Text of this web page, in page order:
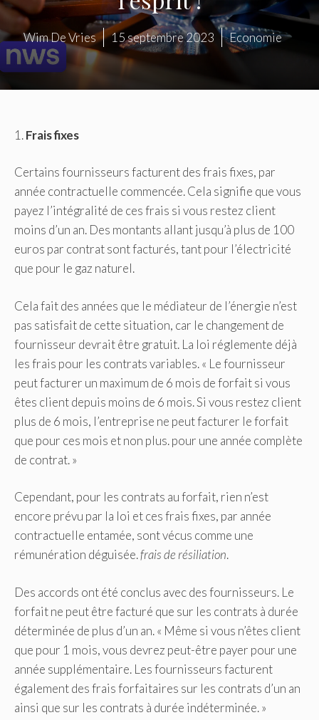
Wim De Vries 15 septembre 2023 Economie
1.Frais fixes
Certains fournisseurs facturent des frais fixes, par
année contractuelle commencée. Cela signifie que vous
payez l’intégralité de ces frais si vous restez client
moins d’un an. Des montants allant jusqu’à plus de 100
euros par contrat sont facturés, tant pour l’électricité
que pour le gaz naturel.
Cela fait des années que le médiateur de l’énergie n’est
pas satisfait de cette situation, car le changement de
fournisseur devrait être gratuit. La loi réglemente déjà
les frais pour les contrats variables. « Le fournisseur
peut facturer un maximum de 6 mois de forfait si vous
êtes client depuis moins de 6 mois. Si vous restez client
plus de 6 mois, l’entreprise ne peut facturer le forfait
que pour ces mois et non plus. pour une année complète
de contrat. »
Cependant, pour les contrats au forfait, rien n’est
encore prévu par la loi et ces frais fixes, par année
contractuelle entamée, sont vécus comme une
rémunération déguisée.frais de résiliation.
Des accords ont été conclus avec des fournisseurs. Le
forfait ne peut être facturé que sur les contrats à durée
déterminée de plus d’un an. « Même si vous n’êtes client
que pour 1 mois, vous devrez peut-être payer pour une
année supplémentaire. Les fournisseurs facturent
également des frais forfaitaires sur les contrats d’un an
ainsi que sur les contrats à durée indéterminée. »